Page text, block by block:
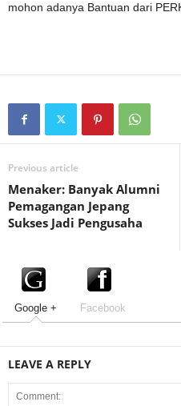
mohon adanya Bantuan dari
Previous article
Menaker: Banyak Alumni
Pemagangan Jepang
Sukses Jadi Pengusaha
Google + Facebook
LEAVE A REPLY